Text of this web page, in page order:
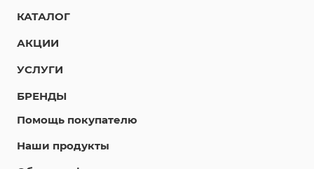
КАТАЛОГ
АКЦИИ
УСЛУГИ
БРЕНДЫ
Помощь покупателю
Наши продукты